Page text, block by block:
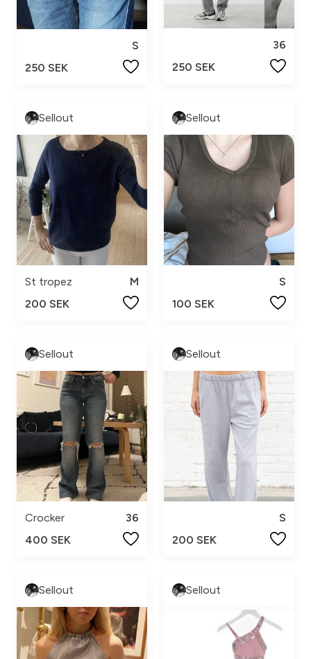
S
250 SEK
36
250 SEK
Sellout
St tropez
M
200 SEK
Sellout
S
100 SEK
Sellout
Crocker
36
400 SEK
Sellout
S
200 SEK
Sellout Sellout